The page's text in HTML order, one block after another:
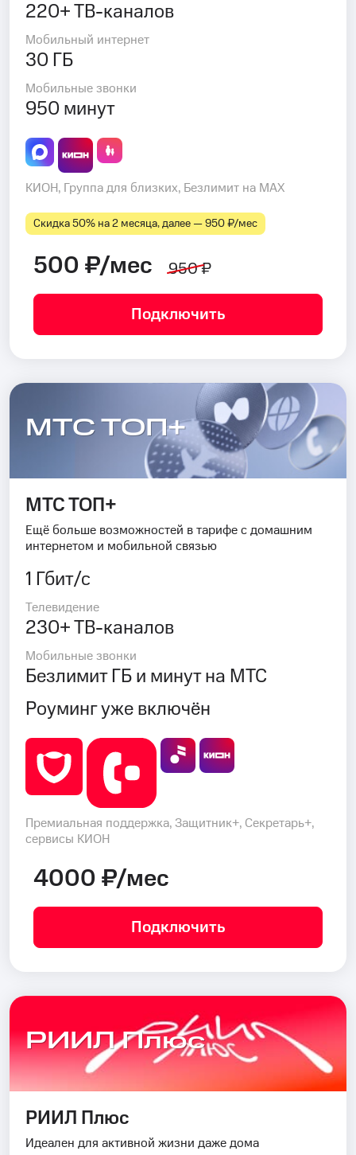
220+ ТВ-каналов
Мобильный интернет
30 ГБ
Мобильные звонки
950 минут
КИОН, Группа для близких, Безлимит на MAX
Скидка 50% на 2 месяца, далее — 950 ₽⁠/⁠мес
500 ₽/мес 950 ₽
Подключить
МТС ТОП+
МТС ТОП+
Ещё больше возможностей в тарифе с домашним
интернетом и мобильной связью
1 Гбит/с
Телевидение
230+ ТВ-каналов
Мобильные звонки
Безлимит ГБ и минут на МТС
Роуминг уже включён
Премиальная поддержка, Защитник+, Секретарь+,
сервисы КИОН
4000 ₽/мес
Подключить
РИИЛ Плюс
РИИЛ Плюс
Идеален для активной жизни даже дома